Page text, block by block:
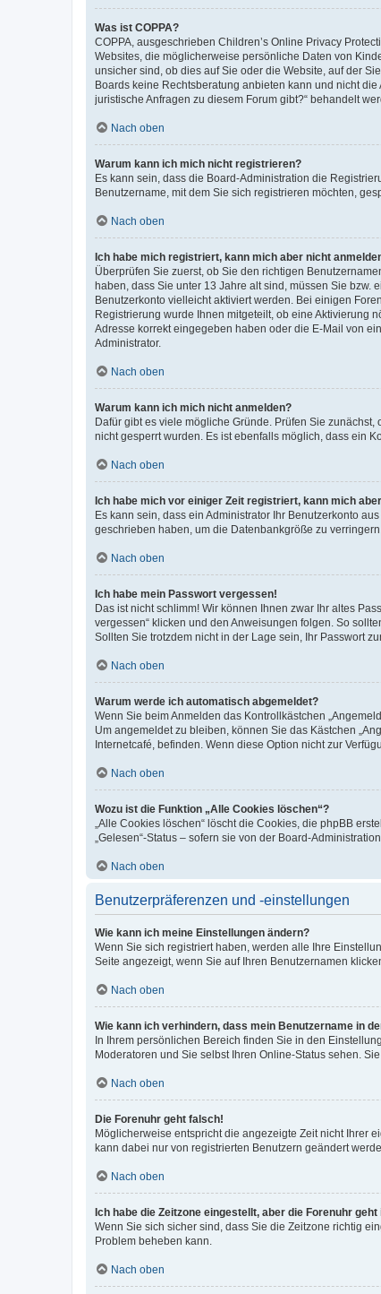
Was ist COPPA?
COPPA, ausgeschrieben Children’s Online Privacy
Websites, die möglicherweise persönliche Daten von
unsicher sind, ob dies auf Sie oder die Website, auf der
Boards keine Rechtsberatung anbieten kann und nicht
juristische Anfragen zu diesem Forum gibt?“ behandelt
Nach oben
Warum kann ich mich nicht registrieren?
Es kann sein, dass die Board-Administration die
Benutzername, mit dem Sie sich registrieren möchten,
Nach oben
Ich habe mich registriert, kann mich aber nicht
Überprüfen Sie zuerst, ob Sie den richtigen
haben, dass Sie unter 13 Jahre alt sind, müssen Sie bzw.
Benutzerkonto vielleicht aktiviert werden. Bei einigen
Registrierung wurde Ihnen mitgeteilt, ob eine Aktivierung
Adresse korrekt eingegeben haben oder die E-Mail von
Administrator.
Nach oben
Warum kann ich mich nicht anmelden?
Dafür gibt es viele mögliche Gründe. Prüfen Sie
nicht gesperrt wurden. Es ist ebenfalls möglich, dass ein
Nach oben
Ich habe mich vor einiger Zeit registriert, kann mich
Es kann sein, dass ein Administrator Ihr Benutzerkonto
geschrieben haben, um die Datenbankgröße zu
Nach oben
Ich habe mein Passwort vergessen!
Das ist nicht schlimm! Wir können Ihnen zwar Ihr altes
vergessen“ klicken und den Anweisungen folgen. So
Sollten Sie trotzdem nicht in der Lage sein, Ihr Passwort
Nach oben
Warum werde ich automatisch abgemeldet?
Wenn Sie beim Anmelden das Kontrollkästchen
Um angemeldet zu bleiben, können Sie das Kästchen
Internetcafé, befinden. Wenn diese Option nicht zur
Nach oben
Wozu ist die Funktion „Alle Cookies löschen“?
„Alle Cookies löschen“ löscht die Cookies, die phpBB
„Gelesen“-Status – sofern sie von der Board-
Nach oben
Benutzerpräferenzen und -einstellungen
Wie kann ich meine Einstellungen ändern?
Wenn Sie sich registriert haben, werden alle Ihre
Seite angezeigt, wenn Sie auf Ihren Benutzernamen
Nach oben
Wie kann ich verhindern, dass mein Benutzername in
In Ihrem persönlichen Bereich finden Sie in den
Moderatoren und Sie selbst Ihren Online-Status sehen.
Nach oben
Die Forenuhr geht falsch!
Möglicherweise entspricht die angezeigte Zeit nicht Ihrer
kann dabei nur von registrierten Benutzern geändert
Nach oben
Ich habe die Zeitzone eingestellt, aber die Forenuhr
Wenn Sie sich sicher sind, dass Sie die Zeitzone richtig
Problem beheben kann.
Nach oben